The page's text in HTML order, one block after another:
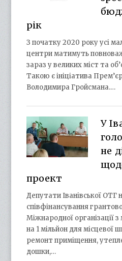
рік
З початку 2020 року усі
центри матимуть
зараз у великих міст та
Такою є ініціатива
Володимира Гройсмана.…
У
не
проект
Депутати Іванівської ОТГ
співфінансування
Міжнародної організації
на 1 мільйон для місцевої
ремонт приміщення,
дошки,…